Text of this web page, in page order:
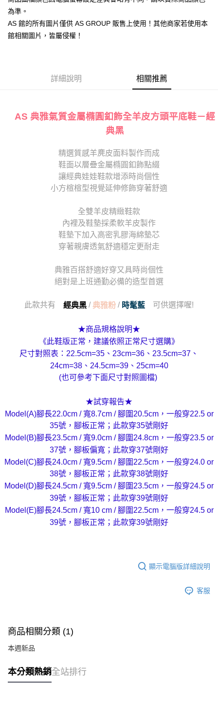
黑貓
免運費
為準。
AS 館的所有圖片僅供 AS GROUP 販售上使用！其他商家若使用本
館相關圖片，皆屬侵權！
詳細說明 相關推薦
AS 典雅氣質金屬橢圓釦飾全羊皮方頭平底鞋－經
典黑
精選質感羊麂皮面料製作而成
鞋面以層疊金屬橢圓釦飾點綴
讓經典娃娃鞋款增添時尚個性
小方楦楦型視覺延伸修飾穿著舒適
全雙羊皮精緻鞋款
內裡及鞋墊採柔軟羊皮製作
鞋墊下加入高密乳膠海綿墊芯
穿著親膚透氣舒適穩定更耐走
典雅百搭舒適好穿又具時尚個性
絕對是上班通勤必備的造型首選
此款共有 經典黑 /典雅粉 / 時髦藍 可供選擇喔!
★商品規格說明★
《此鞋版正常，建議依照正常尺寸選購》
尺寸對照表：22.5cm=35、23cm=36、23.5cm=37、
24cm=38、24.5cm=39、25cm=40
(也可參考下面尺寸對照圖檔)
★試穿報告★
Model(A)腳長22.0cm / 寬8.7cm / 腳圍20.5cm，一般穿22.5 or
35號，腳板正常；此款穿35號剛好
Model(B)腳長23.5cm / 寬9.0cm / 腳圍24.8cm，一般穿23.5 or
37號，腳板偏寬；此款穿37號剛好
Model(C)腳長24.0cm / 寬9.5cm / 腳圍22.5cm，一般穿24.0 or
38號，腳板正常；此款穿38號剛好
Model(D)腳長24.5cm / 寬9.5cm / 腳圍23.5cm，一般穿24.5 or
39號，腳板正常；此款穿39號剛好
Model(E)腳長24.5cm / 寬10 cm / 腳圍22.5cm，一般穿24.5 or
39號，腳板正常；此款穿39號剛好
顯示電腦版詳細說明
客服
商品相關分類 (1)
本週新品
本分類熱銷全站排行